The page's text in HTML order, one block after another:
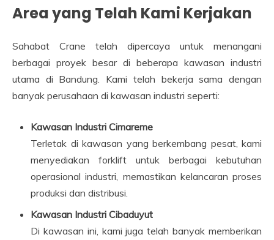
Area yang Telah Kami Kerjakan
Sahabat Crane telah dipercaya untuk menangani
berbagai proyek besar di beberapa kawasan industri
utama di Bandung. Kami telah bekerja sama dengan
banyak perusahaan di kawasan industri seperti:
Kawasan Industri Cimareme
Terletak di kawasan yang berkembang pesat, kami
menyediakan forklift untuk berbagai kebutuhan
operasional industri, memastikan kelancaran proses
produksi dan distribusi.
Kawasan Industri Cibaduyut
Di kawasan ini, kami juga telah banyak memberikan